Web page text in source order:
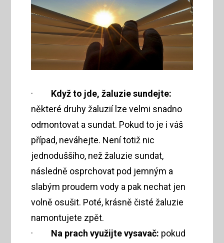
· Když to jde, žaluzie sundejte:
některé druhy žaluzií lze velmi snadno
odmontovat a sundat. Pokud to je i váš
případ, neváhejte. Není totiž nic
jednoduššího, než žaluzie sundat,
následně osprchovat pod jemným a
slabým proudem vody a pak nechat jen
volně osušit. Poté, krásně čisté žaluzie
namontujete zpět.
· Na prach využijte vysavač: pokud